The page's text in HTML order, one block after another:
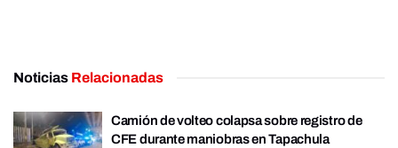
Noticias Relacionadas
Camión de volteo colapsa sobre registro de
CFE durante maniobras en Tapachula